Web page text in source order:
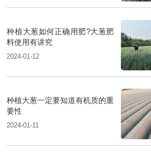
种植大葱如何正确用肥?大葱肥
料使用有讲究
2024-01-12
种植大葱一定要知道有机质的重
要性
2024-01-11